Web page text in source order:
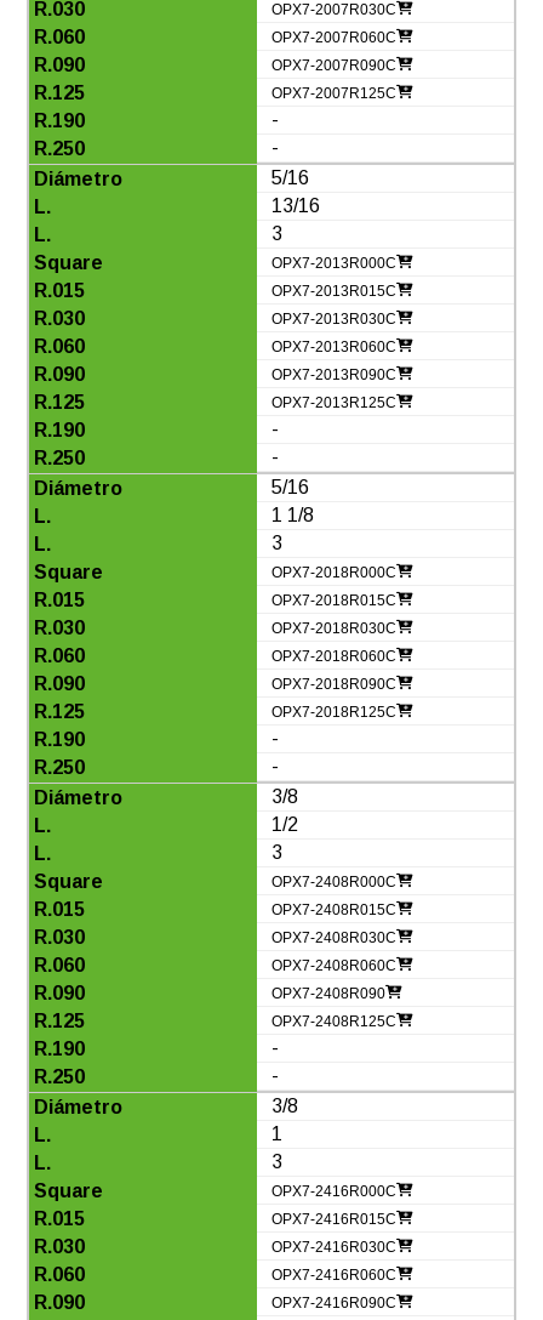
OPX7-2007R030C
OPX7-2007R060C
OPX7-2007R090C
OPX7-2007R125C
-
-
5/16
13/16
3
OPX7-2013R000C
OPX7-2013R015C
OPX7-2013R030C
OPX7-2013R060C
OPX7-2013R090C
OPX7-2013R125C
-
-
5/16
1 1/8
3
OPX7-2018R000C
OPX7-2018R015C
OPX7-2018R030C
OPX7-2018R060C
OPX7-2018R090C
OPX7-2018R125C
-
-
3/8
1/2
3
OPX7-2408R000C
OPX7-2408R015C
OPX7-2408R030C
OPX7-2408R060C
OPX7-2408R090
OPX7-2408R125C
-
-
3/8
1
3
OPX7-2416R000C
OPX7-2416R015C
OPX7-2416R030C
OPX7-2416R060C
OPX7-2416R090C